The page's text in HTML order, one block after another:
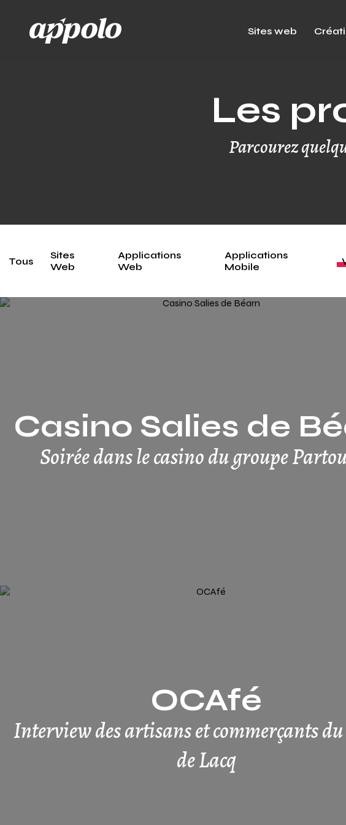
Sites web
Les
Parcourez
Tous
Sites
Web
Applications
Web
Applications
Mobile
Casino Salies de
Soirée dans le casino du groupe
OCAfé
Interview des artisans et commerçants
de Lacq